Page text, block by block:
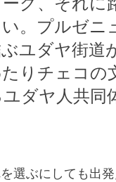
。プルゼニ
ユダヤ街道
りチェコの
ダヤ人共同
選ぶにしても出